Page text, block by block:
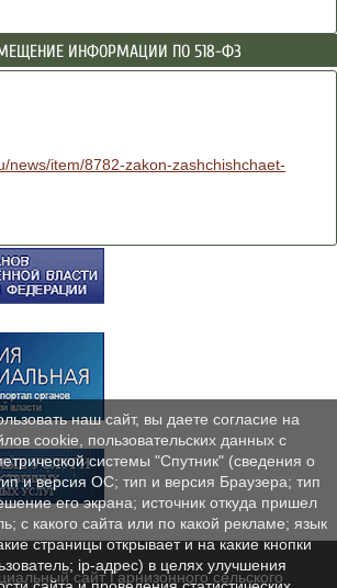
ИНФОРМАЦИИ ПО 518-ФЗ
news/item/8782-zakon-zashchishchaet-
сайт Гарнизонного сельского
наш сайт, вы даете согласие на
cookie, пользовательских данных с
системы "Спутник" (сведения о
и версия ОС; тип и версия Браузера; тип
его экрана; источник откуда пришел
с какого сайта или по какой рекламе; язык
страницы открывает и на какие кнопки
ip-адрес) в целях улучшения